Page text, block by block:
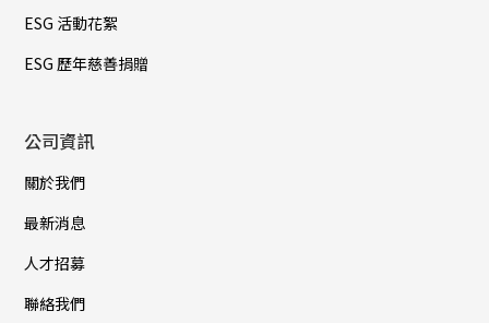
ESG 活動花絮
ESG 歷年慈善捐贈
公司資訊
關於我們
最新消息
人才招募
聯絡我們